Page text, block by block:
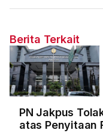
Berita Terkait
PN Jakpus
atas Penyitaan